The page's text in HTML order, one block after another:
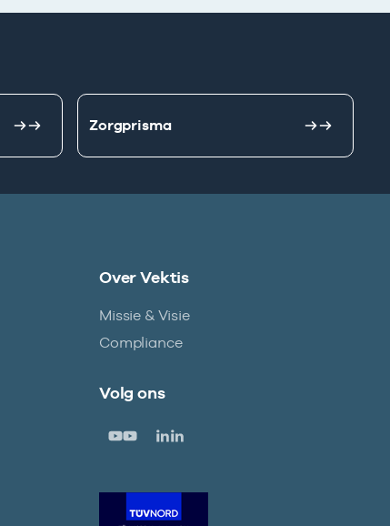
Zorgprisma
Over Vektis
Missie & Visie
Compliance
Volg ons